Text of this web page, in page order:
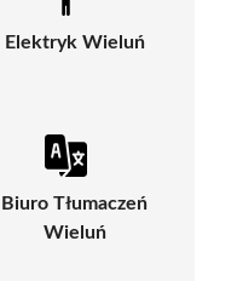
Elektryk Wieluń
Biuro Tłumaczeń
Wieluń